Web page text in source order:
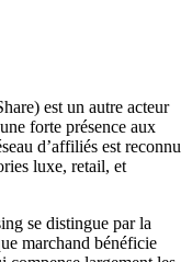
est un autre acteur
forte présence aux
d’affiliés est reconnu
luxe, retail, et
se distingue par la
marchand bénéficie